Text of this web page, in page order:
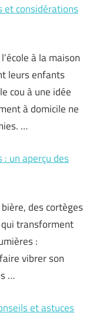
et considérations
à la maison
leurs enfants
cou à une idée
à domicile ne
…
un aperçu des
des cortèges
transforment
:
vibrer son
…
et astuces